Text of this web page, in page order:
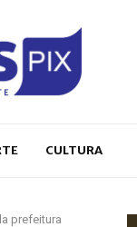
CULTURA
prefeitura